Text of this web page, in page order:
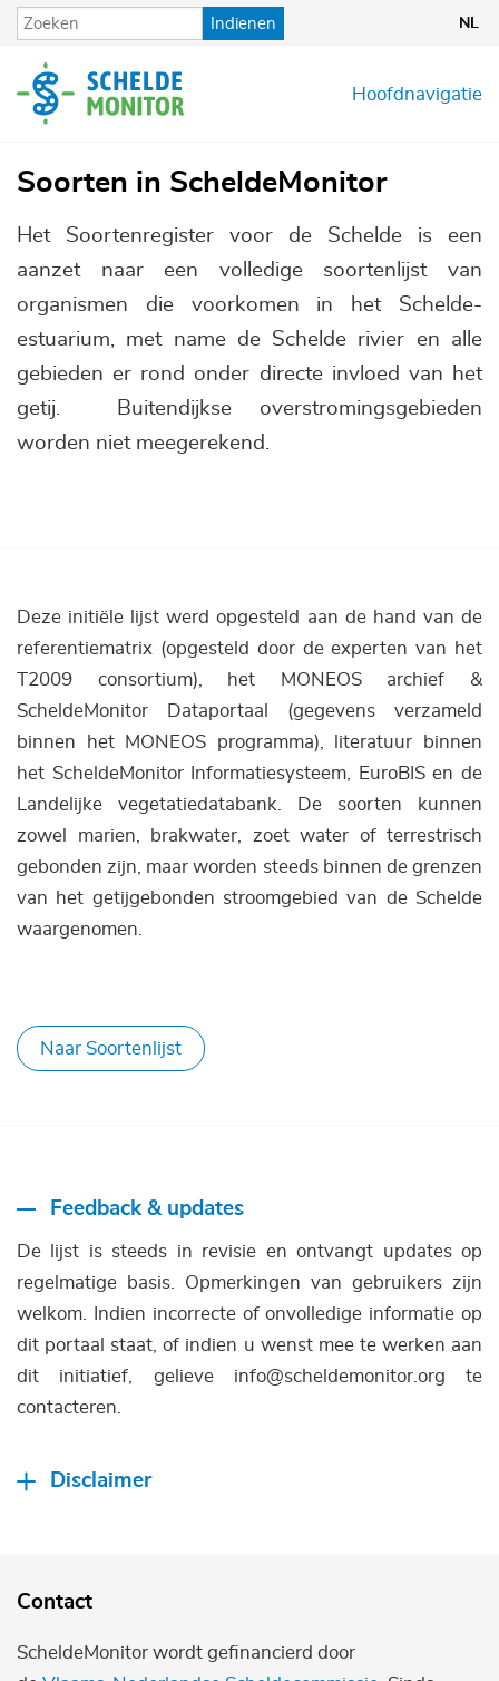
Overslaan
en
de
inhoud
Indienen NL
Hoofdnavigatie
Soorten in ScheldeMonitor
Het Soortenregister voor de Schelde is een
aanzet naar een volledige soortenlijst van
organismen die voorkomen in het Schelde-
estuarium, met name de Schelde rivier en alle
gebieden er rond onder directe invloed van het
getij. Buitendijkse overstromingsgebieden
worden niet meegerekend.
Deze initiële lijst werd opgesteld aan de hand van de
referentiematrix (opgesteld door de experten van het
T2009 consortium), het MONEOS archief &
ScheldeMonitor Dataportaal (gegevens verzameld
binnen het MONEOS programma), literatuur binnen
het ScheldeMonitor Informatiesysteem, EuroBIS en de
Landelijke vegetatiedatabank. De soorten kunnen
zowel marien, brakwater, zoet water of terrestrisch
gebonden zijn, maar worden steeds binnen de grenzen
van het getijgebonden stroomgebied van de Schelde
waargenomen.
Naar Soortenlijst
Feedback & updates
De lijst is steeds in revisie en ontvangt updates op
regelmatige basis. Opmerkingen van gebruikers zijn
welkom. Indien incorrecte of onvolledige informatie op
dit portaal staat, of indien u wenst mee te werken aan
dit initiatief, gelieve info@scheldemonitor.org te
contacteren.
Disclaimer
Contact
ScheldeMonitor wordt gefinancierd door